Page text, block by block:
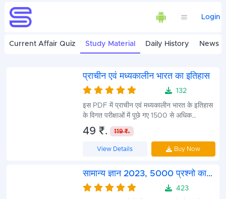
Login
Current Affair Quiz Study Material Daily History News
प्राचीन एवं मध्यकालीन भारत का इतिहास
132
इस PDF में प्राचीन एवं मध्यकालीन भारत के इतिहास
के विगत परीक्षाओं में पूछे गए 1500 से अधिक
अतिआवश्यक प्रश्नोत्तरी का संग्रह किया गया है।
49 ₹. 119 ₹.
View Details Buy Now
सामान्य ज्ञान 2023, 5000 प्रश्नो का
संकलन
423